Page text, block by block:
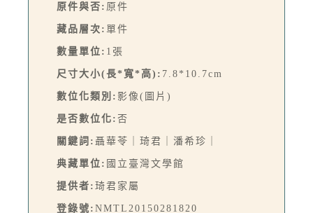
原件與否: 原件
藏品層次: 單件
數量單位: 1張
尺寸大小(長*寬*高): 7.8*10.7cm
數位化類別: 影像(圖片)
是否數位化: 否
關鍵詞: 聶華苓｜琦君｜潘希珍｜
典藏單位: 國立臺灣文學館
提供者: 琦君家屬
登錄號: NMTL20150281820